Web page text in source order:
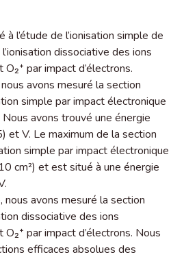
à l’étude de l’ionisation simple de
dissociative des ions
par impact d’électrons.
avons mesuré la section
simple par impact électronique
Nous avons trouvé une énergie
et V. Le maximum de la section
simple par impact électronique
cm²) et est situé à une énergie
nous avons mesuré la section
dissociative des ions
O₂⁺ par impact d’électrons. Nous
efficaces absolues des